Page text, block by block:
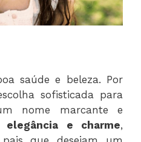
saúde e beleza. Por
sofisticada para
nome marcante e
elegância e charme,